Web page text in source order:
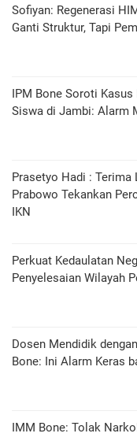
Sofiyan: Regenerasi
Ganti Struktur, Tapi
IPM Bone Soroti Kasus
Siswa di Jambi: Alarm
Prasetyo Hadi : Terima
Prabowo Tekankan
IKN
Perkuat Kedaulatan
Penyelesaian Wilayah
Dosen Mendidik
Bone: Ini Alarm Keras
IMM Bone: Tolak